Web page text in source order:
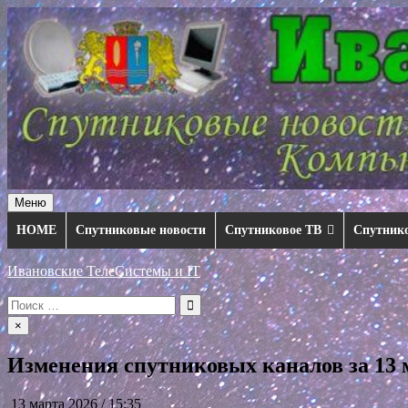
Перейти
к
содержимому
Меню
HOME
Спутниковые новости Спутниковое ТВ
Ивановские ТелеСистемы и IT
Искать:
×
Изменения спутниковых каналов за 13
13 марта 2026 / 15:35